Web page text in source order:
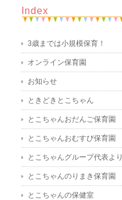
Index
3歳までは小規模保育！
オンライン保育園
お知らせ
ときどきとこちゃん
とこちゃんおだんご保育園
とこちゃんおむすび保育園
とこちゃんグループ代表より
とこちゃんのりまき保育園
とこちゃんの保健室